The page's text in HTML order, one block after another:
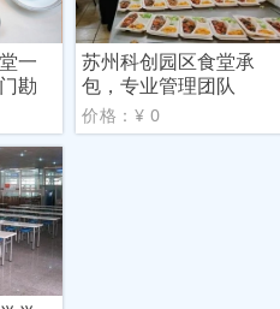
一
勘
苏州科创园区食堂承
包，专业管理团队
价格：¥ 0